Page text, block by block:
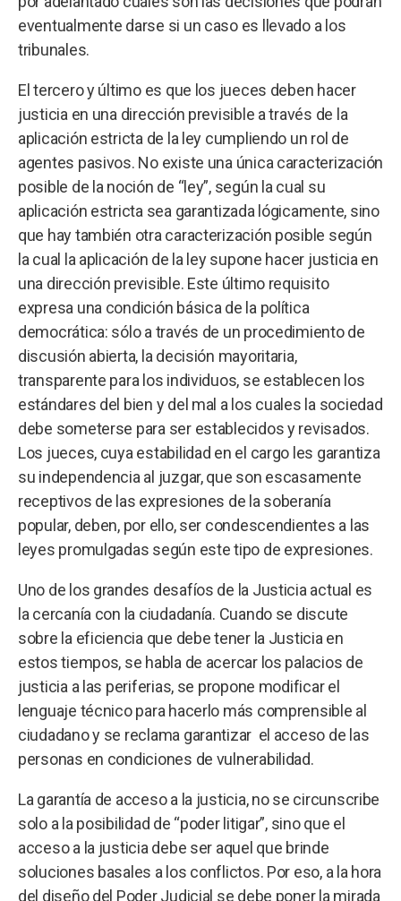
eventualmente darse si un caso es llevado a los
tribunales.
El tercero y último es que los jueces deben hacer
justicia en una dirección previsible a través de la
aplicación estricta de la ley cumpliendo un rol de
agentes pasivos. No existe una única caracterización
posible de la noción de “ley”, según la cual su
aplicación estricta sea garantizada lógicamente, sino
que hay también otra caracterización posible según
la cual la aplicación de la ley supone hacer justicia en
una dirección previsible. Este último requisito
expresa una condición básica de la política
democrática: sólo a través de un procedimiento de
discusión abierta, la decisión mayoritaria,
transparente para los individuos, se establecen los
estándares del bien y del mal a los cuales la sociedad
debe someterse para ser establecidos y revisados.
Los jueces, cuya estabilidad en el cargo les garantiza
su independencia al juzgar, que son escasamente
receptivos de las expresiones de la soberanía
popular, deben, por ello, ser condescendientes a las
leyes promulgadas según este tipo de expresiones.
Uno de los grandes desafíos de la Justicia actual es
la cercanía con la ciudadanía. Cuando se discute
sobre la eficiencia que debe tener la Justicia en
estos tiempos, se habla de acercar los palacios de
justicia a las periferias, se propone modificar el
lenguaje técnico para hacerlo más comprensible al
ciudadano y se reclama garantizar el acceso de las
personas en condiciones de vulnerabilidad.
La garantía de acceso a la justicia, no se circunscribe
solo a la posibilidad de “poder litigar”, sino que el
acceso a la justicia debe ser aquel que brinde
soluciones basales a los conflictos. Por eso, a la hora
del diseño del Poder Judicial se debe poner la mirada